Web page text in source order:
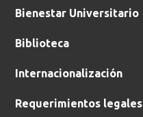
Bienestar Universitario
Biblioteca
Internacionalización
Requerimientos legales